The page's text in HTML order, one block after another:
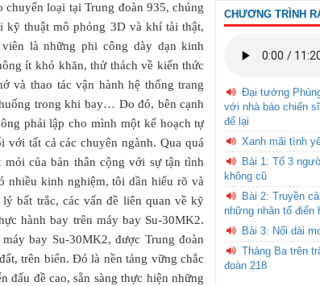
loại tại Trung đoàn 935, chúng
kỹ thuật mô phỏng 3D và khí tài thật,
là những phi công dày dạn kinh
ít khó khăn, thử thách về kiến thức
và thao tác vận hành hệ thống trang
trong khi bay… Do đó, bên cạnh
phải lập cho mình một kế hoạch tự
với tất cả các chuyên ngành. Qua quá
của bản thân cộng với sự tận tình
nhiều kinh nghiệm, tôi dần hiểu rõ và
bất trắc, các vấn đề liên quan về kỹ
hành bay trên máy bay Su-30MK2.
bay Su-30MK2, được Trung đoàn
trên biển. Đó là nền tảng vững chắc
đấu đề cao, sẵn sàng thực hiện những
CHƯƠNG TRÌNH
Đại tướng
với nhà báo chiến
để lại
Xanh mãi tình
Bài 1: Tổ 3
không cũ
Bài 2: Truyền
những nhân tố điển
Bài 3: Nối dài
Tháng Ba trên
đoàn 218